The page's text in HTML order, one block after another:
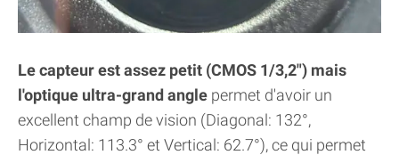
Le capteur est assez petit (CMOS 1/3,2") mais
l'optique ultra-grand angle permet d'avoir un
excellent champ de vision (Diagonal: 132°,
Horizontal: 113.3° et Vertical: 62.7°), ce qui permet